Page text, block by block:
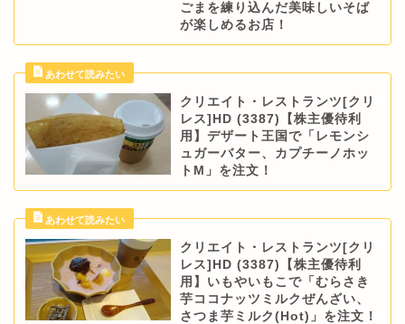
ごまを練り込んだ美味しいそば
が楽しめるお店！
クリエイト・レストランツ[クリ
レス]HD (3387)【株主優待利
用】デザート王国で「レモンシ
ュガーバター、カプチーノホッ
トM」を注文！
クリエイト・レストランツ[クリ
レス]HD (3387)【株主優待利
用】いもやいもこで「むらさき
芋ココナッツミルクぜんざい、
さつま芋ミルク(Hot)」を注文！